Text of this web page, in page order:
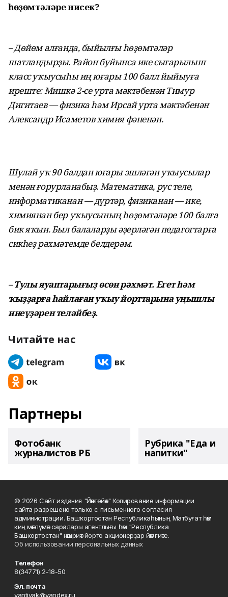
һөҙөмтәләре нисек?
– Дөйөм алғанда, быйылғы һөҙөмтәләр
шатландырҙы. Район буйынса ике сығарылыш
класс уҡыусыһы иң юғары 100 балл йыйыуға
иреште: Мишкә 2-се урта мәктәбенән Тимур
Дигитаев — физика һәм Ирсай урта мәктәбенән
Александр Исаметов химия фәненән.
Шулай уҡ 90 балдан юғары эшләгән уҡыусылар
менән ғорурланабыҙ. Математика, рус теле,
информатиканан — дүртәр, физиканан — ике,
химиянан бер уҡыусының һөҙөмтәләре 100 балға
бик яҡын. Был балаларҙы әҙерләгән педагогтарға
сикһеҙ рәхмәтемде белдерәм.
– Тулы яуаптарығыҙ өсөн рәхмәт. Егет һәм
ҡыҙҙарға һайлаған уҡыу йорттарына уңышлы
инеүҙәрен теләйбеҙ.
Читайте нас
Партнеры
Фотобанк
журналистов РБ
Рубрика "Еда и
напитки"
© 2026 Сайт издания "Йәнтөйәк" Копирование информации
сайта разрешено только с письменного согласия
администрации. Башҡортостан Республикаһының Матбуғат һәм
киң мәғлүмәт саралары агентлығы һәм "Республика
Башкортостан" нәшриәт йорто акционерҙар йәмғиәте.
Об использовании персональных данных
Телефон
8(34771) 2-18-50
Эл. почта
yantiyak@yandex.ru